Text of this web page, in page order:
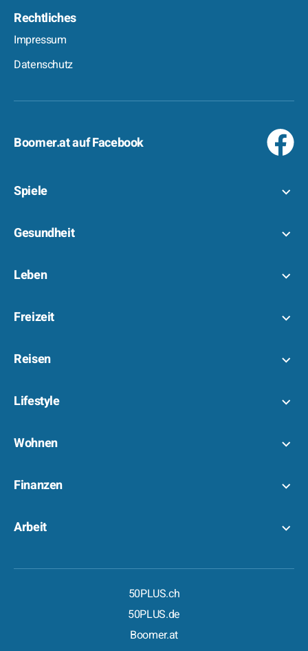
Rechtliches
Impressum
Datenschutz
Boomer.at auf Facebook
Spiele
Gesundheit
Leben
Freizeit
Reisen
Lifestyle
Wohnen
Finanzen
Arbeit
50PLUS.ch
50PLUS.de
Boomer.at